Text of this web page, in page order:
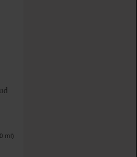
ml)